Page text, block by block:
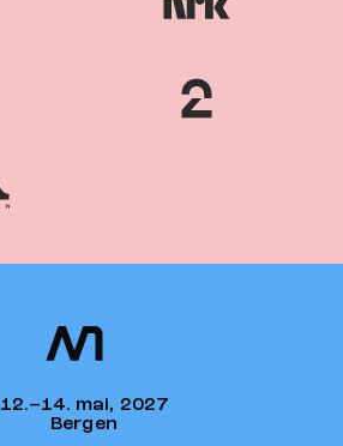
12.–14. mai, 2027
Bergen